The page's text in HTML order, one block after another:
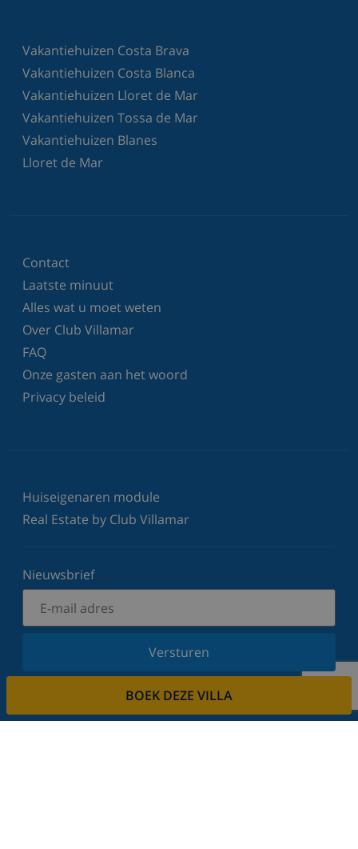
BOEK DEZE VILLA
Vakantiehuizen Costa Brava
Vakantiehuizen Costa Blanca
Vakantiehuizen Lloret de Mar
Vakantiehuizen Tossa de Mar
Vakantiehuizen Blanes
Lloret de Mar
Contact
Laatste minuut
Alles wat u moet weten
Over Club Villamar
FAQ
Onze gasten aan het woord
Privacy beleid
Huiseigenaren module
Real Estate by Club Villamar
Nieuwsbrief
Versturen
Schrijf u in voor onze nieuwsbrief en blijf op de
Wij respecteren uw privacy.